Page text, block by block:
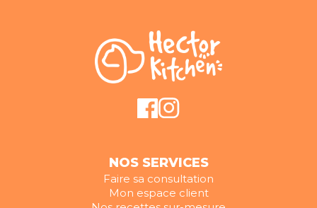
NOS SERVICES
Faire sa consultation
Mon espace client